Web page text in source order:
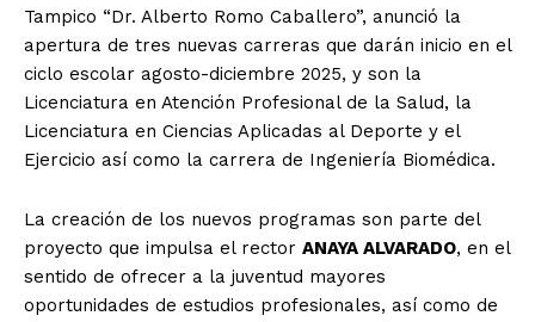
Tampico “Dr. Alberto Romo Caballero”, anunció la
apertura de tres nuevas carreras que darán inicio en el
ciclo escolar agosto-diciembre 2025, y son la
Licenciatura en Atención Profesional de la Salud, la
Licenciatura en Ciencias Aplicadas al Deporte y el
Ejercicio así como la carrera de Ingeniería Biomédica.
La creación de los nuevos programas son parte del
proyecto que impulsa el rector ANAYA ALVARADO, en el
sentido de ofrecer a la juventud mayores
oportunidades de estudios profesionales, así como de